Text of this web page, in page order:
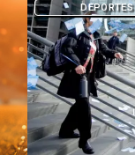
DEPORTES